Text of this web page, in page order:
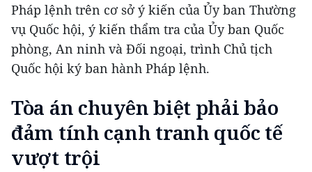
Pháp lệnh trên cơ sở ý kiến của Ủy ban Thường
vụ Quốc hội, ý kiến thẩm tra của Ủy ban Quốc
phòng, An ninh và Đối ngoại, trình Chủ tịch
Quốc hội ký ban hành Pháp lệnh.
Tòa án chuyên biệt phải bảo
đảm tính cạnh tranh quốc tế
vượt trội